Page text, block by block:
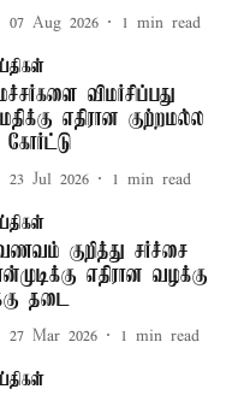
07 Aug 2026 1 min read
விமர்சிப்பது
எதிரான குற்றமல்ல
23 Jul 2026 1 min read
குறித்து சர்ச்சை
எதிரான வழக்கு
தடை
27 Mar 2026 1 min read